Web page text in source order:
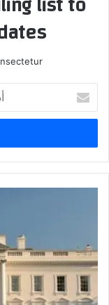
بريدك
الإلكتروني
11
شركة
ليس
بينها